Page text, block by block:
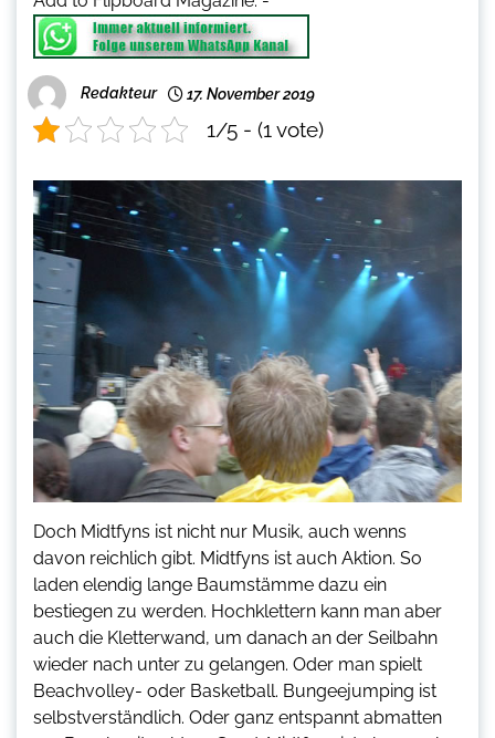
Redakteur 17. November 2019
1/5 - (1 vote)
Doch Midtfyns ist nicht nur Musik, auch wenns
davon reichlich gibt. Midtfyns ist auch Aktion. So
laden elendig lange Baumstämme dazu ein
bestiegen zu werden. Hochklettern kann man aber
auch die Kletterwand, um danach an der Seilbahn
wieder nach unter zu gelangen. Oder man spielt
Beachvolley- oder Basketball. Bungeejumping ist
selbstverständlich. Oder ganz entspannt abmatten